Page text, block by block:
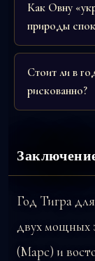
Как Овну
природы
Стоит ли в
рискованно?
Год Тигра
двух мощных
(Марс) и